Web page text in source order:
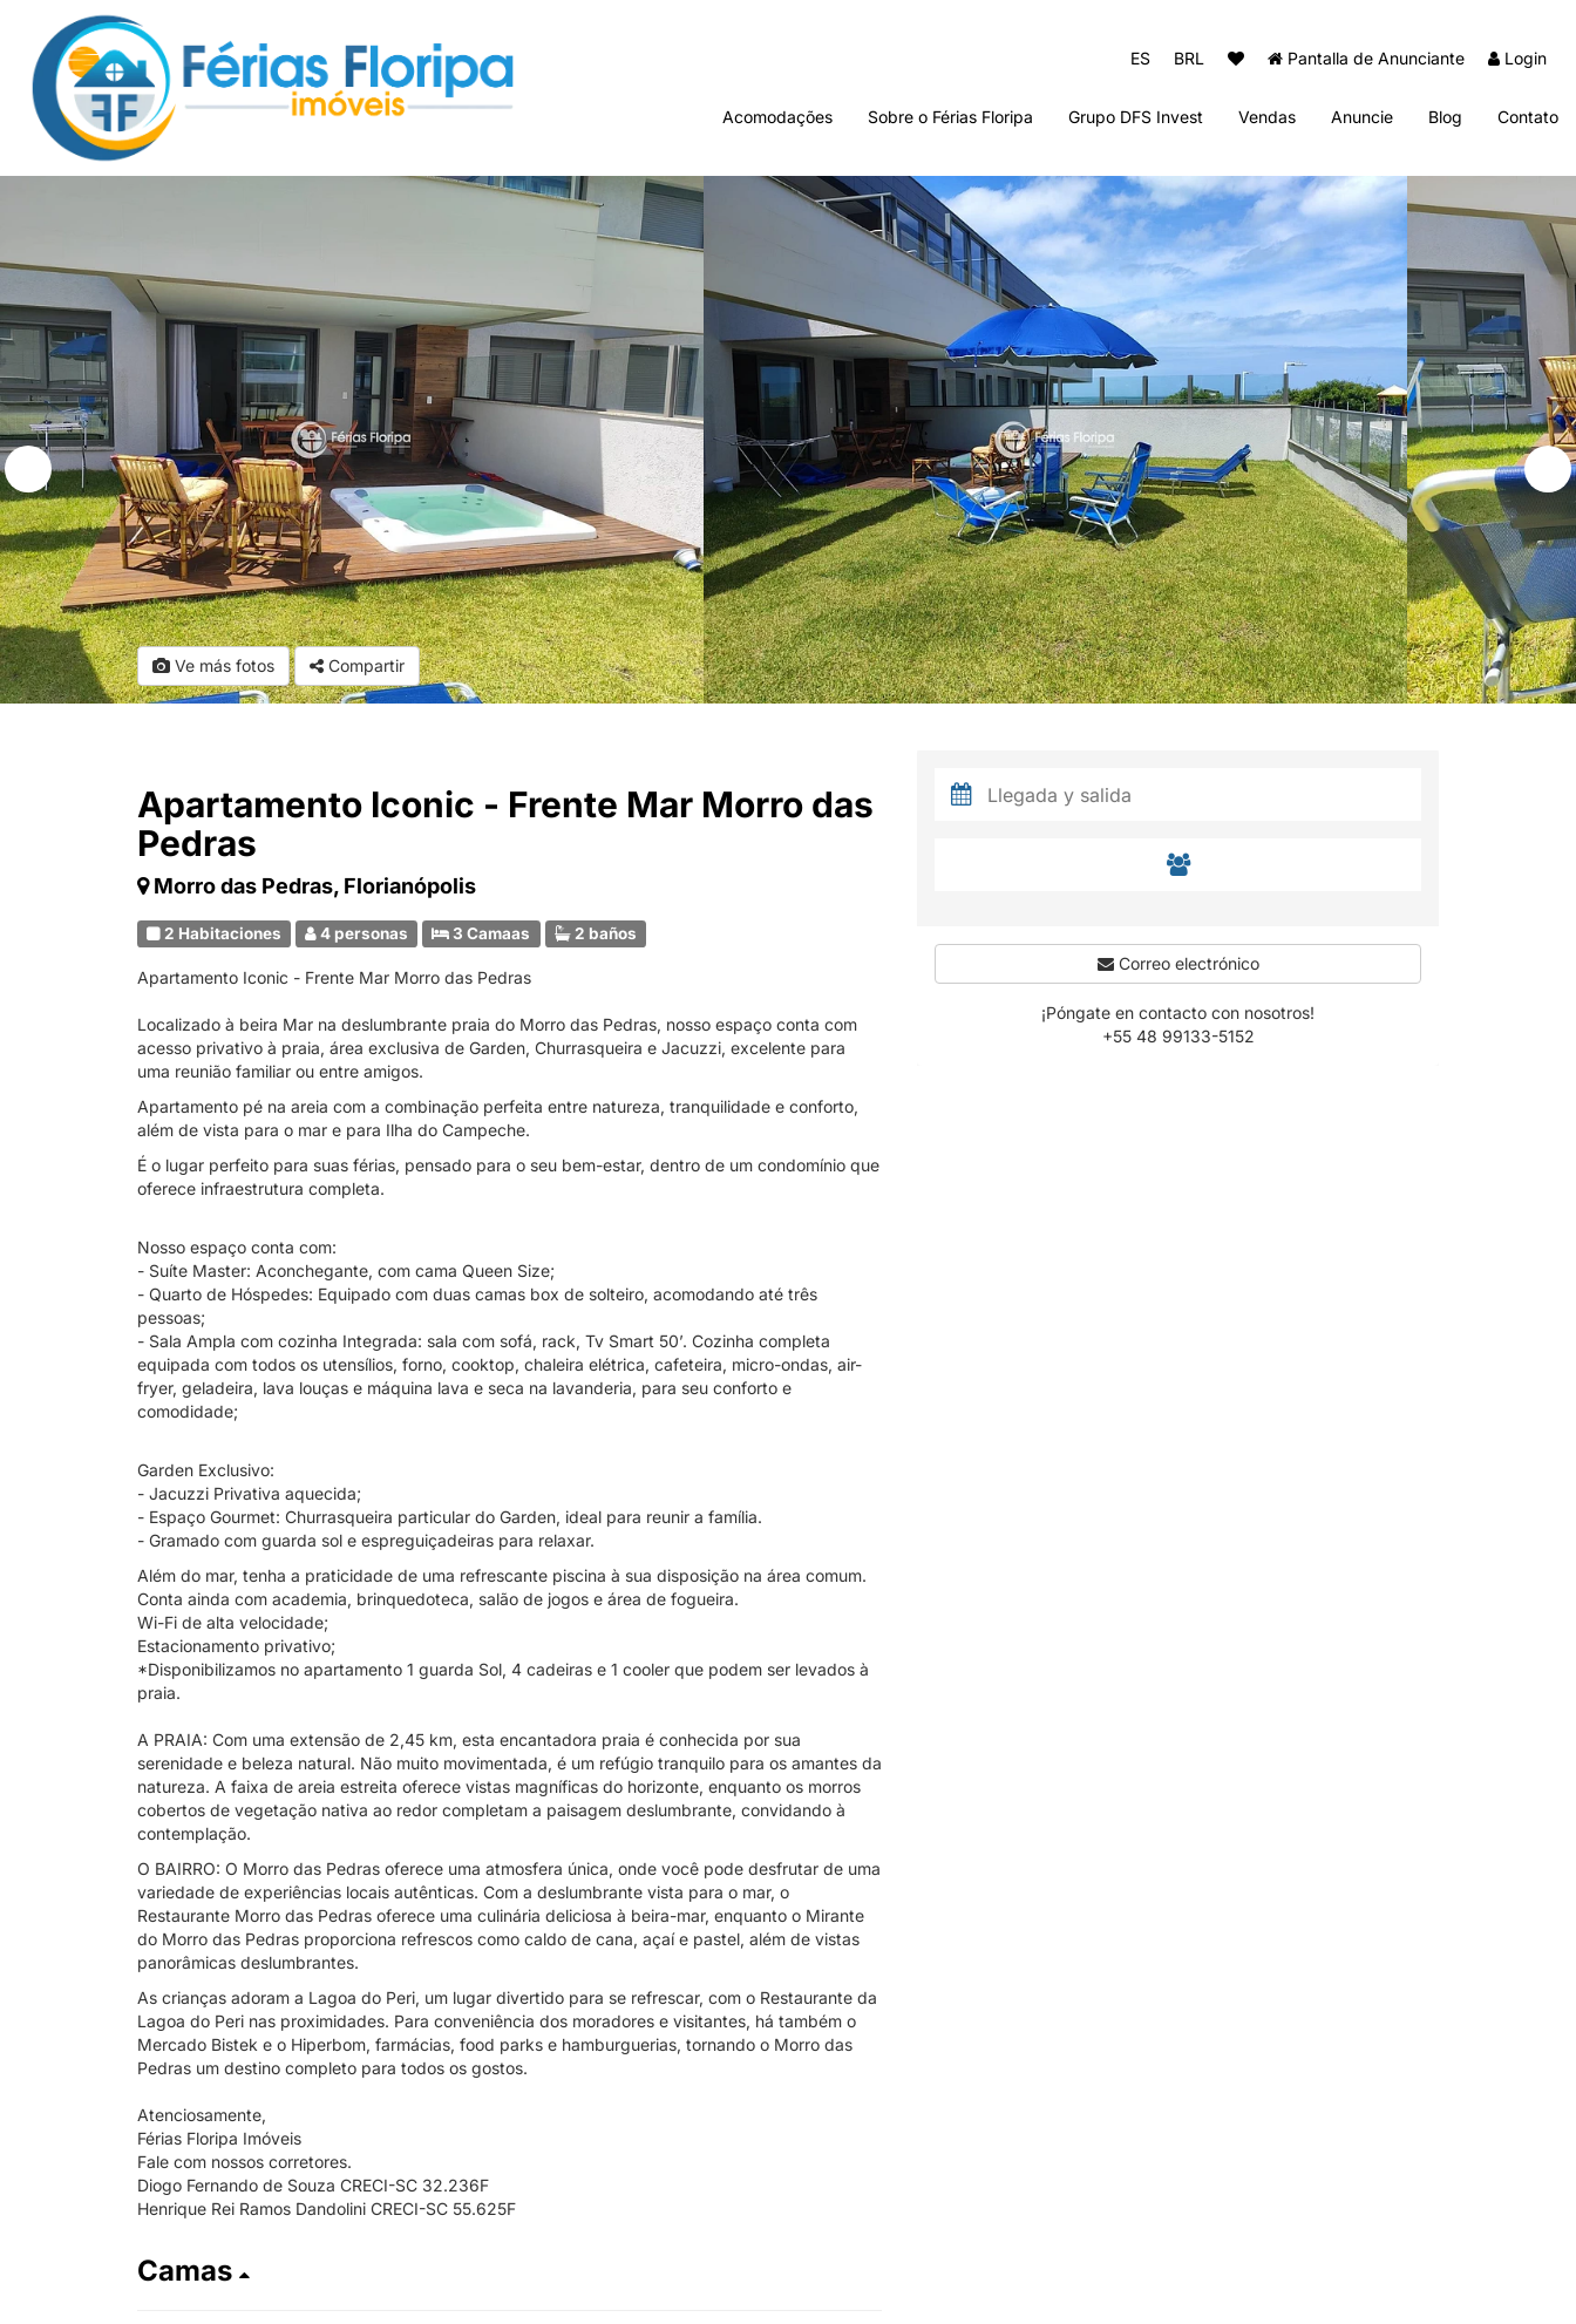
ES BRL Pantalla de Anunciante Login
Acomodações Sobre o Férias Floripa Grupo DFS Invest Vendas
Thai Beach Home Spa
Sun Club Beach Residence
Anuncie Blog Contato
Ve más fotos Compartir
Apartamento Iconic - Frente Mar Morro das
Pedras
Morro das Pedras, Florianópolis
2 Habitaciones 4 personas 3 Camaas 2 baños
Apartamento Iconic - Frente Mar Morro das Pedras
Localizado à beira Mar na deslumbrante praia do Morro das Pedras, nosso espaço conta com
acesso privativo à praia, área exclusiva de Garden, Churrasqueira e Jacuzzi, excelente para
uma reunião familiar ou entre amigos.
Apartamento pé na areia com a combinação perfeita entre natureza, tranquilidade e conforto,
além de vista para o mar e para Ilha do Campeche.
É o lugar perfeito para suas férias, pensado para o seu bem-estar, dentro de um condomínio que
oferece infraestrutura completa.
Nosso espaço conta com:
- Suíte Master: Aconchegante, com cama Queen Size;
- Quarto de Hóspedes: Equipado com duas camas box de solteiro, acomodando até três
pessoas;
- Sala Ampla com cozinha Integrada: sala com sofá, rack, Tv Smart 50’. Cozinha completa
equipada com todos os utensílios, forno, cooktop, chaleira elétrica, cafeteira, micro-ondas, air-
fryer, geladeira, lava louças e máquina lava e seca na lavanderia, para seu conforto e
comodidade;
Garden Exclusivo:
- Jacuzzi Privativa aquecida;
- Espaço Gourmet: Churrasqueira particular do Garden, ideal para reunir a família.
- Gramado com guarda sol e espreguiçadeiras para relaxar.
Além do mar, tenha a praticidade de uma refrescante piscina à sua disposição na área comum.
Conta ainda com academia, brinquedoteca, salão de jogos e área de fogueira.
Wi-Fi de alta velocidade;
Estacionamento privativo;
*Disponibilizamos no apartamento 1 guarda Sol, 4 cadeiras e 1 cooler que podem ser levados à
praia.
A PRAIA: Com uma extensão de 2,45 km, esta encantadora praia é conhecida por sua
serenidade e beleza natural. Não muito movimentada, é um refúgio tranquilo para os amantes da
natureza. A faixa de areia estreita oferece vistas magníficas do horizonte, enquanto os morros
cobertos de vegetação nativa ao redor completam a paisagem deslumbrante, convidando à
contemplação.
O BAIRRO: O Morro das Pedras oferece uma atmosfera única, onde você pode desfrutar de uma
variedade de experiências locais autênticas. Com a deslumbrante vista para o mar, o
Restaurante Morro das Pedras oferece uma culinária deliciosa à beira-mar, enquanto o Mirante
do Morro das Pedras proporciona refrescos como caldo de cana, açaí e pastel, além de vistas
panorâmicas deslumbrantes.
As crianças adoram a Lagoa do Peri, um lugar divertido para se refrescar, com o Restaurante da
Lagoa do Peri nas proximidades. Para conveniência dos moradores e visitantes, há também o
Mercado Bistek e o Hiperbom, farmácias, food parks e hamburguerias, tornando o Morro das
Pedras um destino completo para todos os gostos.
Atenciosamente,
Férias Floripa Imóveis
Fale com nossos corretores.
Diogo Fernando de Souza CRECI-SC 32.236F
Henrique Rei Ramos Dandolini CRECI-SC 55.625F
Camas
Correo electrónico
¡Póngate en contacto con nosotros!
+55 48 99133-5152